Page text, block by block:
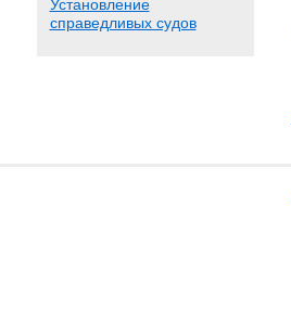
Установление
справедливых судов